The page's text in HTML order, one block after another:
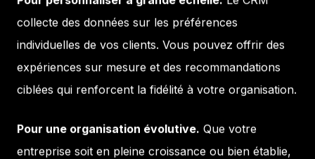
collecte des données sur les préférences
individuelles de vos clients. Vous pouvez offrir des
expériences sur mesure et des recommandations
ciblées qui renforcent la fidélité à votre organisation.
Pour une organisation évolutive. Que votre
entreprise soit en pleine croissance ou bien établie,